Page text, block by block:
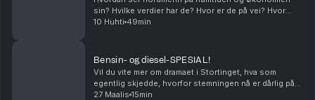
sin? Hvilke verdier har de? Hvor er de på vei? Hvor
mange kjøttkaker spiser de, og hva har det å gjøre
10 Huhti 49min
Bensin- og diesel-SPESIAL!
Vil du vite mer om dramaet i Stortinget, hva som
egentlig skjedde, hvorfor stemningen nå er dårlig på
rød-grønn side, hvorfor Høyre plutselig kastet seg på,
27 Maalis 15min